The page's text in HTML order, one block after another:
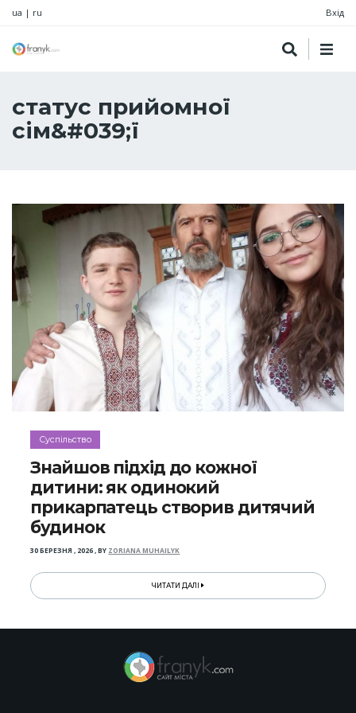
ua | ru Вхід
статус прийомної
сім&#039;ї
Суспільство
Знайшов підхід до кожної
дитини: як одинокий
прикарпатець створив дитячий
будинок
30 БЕРЕЗНЯ , 2026,BY ZORIANA MUHAILYK
ЧИТАТИ ДАЛІ